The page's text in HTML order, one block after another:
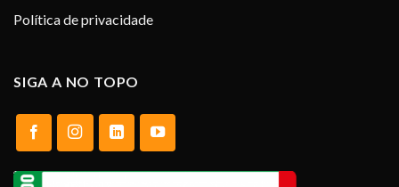
Política de privacidade
SIGA A NO TOPO